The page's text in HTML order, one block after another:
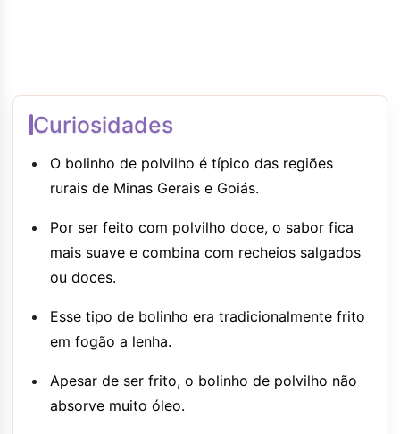
Curiosidades
O bolinho de polvilho é típico das regiões
rurais de Minas Gerais e Goiás.
Por ser feito com polvilho doce, o sabor fica
mais suave e combina com recheios salgados
ou doces.
Esse tipo de bolinho era tradicionalmente frito
em fogão a lenha.
Apesar de ser frito, o bolinho de polvilho não
absorve muito óleo.